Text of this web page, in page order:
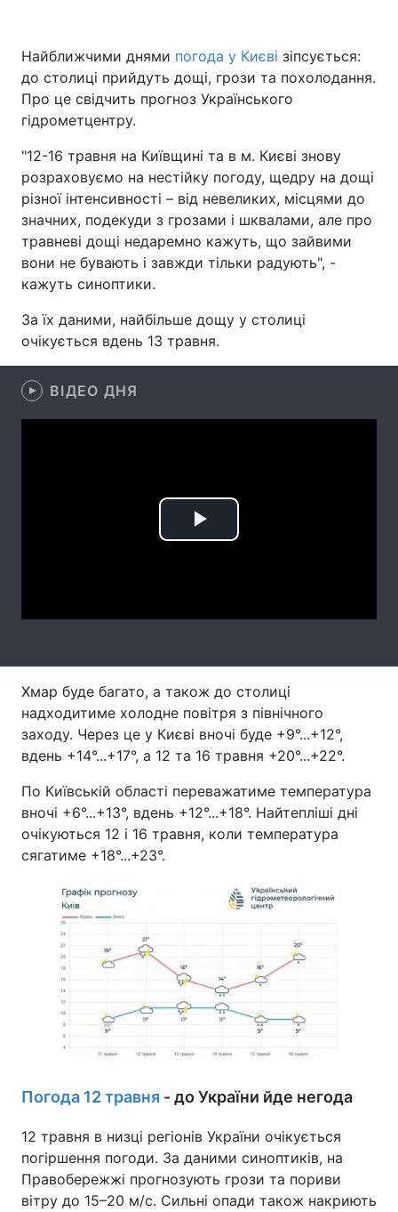
Головна Війна
Україна Політика
Економіка
Спорт Наука
Техно і зв'язок Лайт
Здоров'я Туризм
Цікавинки
Екологія Регіони
Тема оформлення
Найближчими днями погода у Києві зіпсується:
до столиці прийдуть дощі, грози та похолодання.
Про це свідчить прогноз Українського
гідрометцентру.
"12-16 травня на Київщині та в м. Києві знову
розраховуємо на нестійку погоду, щедру на дощі
різної інтенсивності – від невеликих, місцями до
значних, подекуди з грозами і шквалами, але про
травневі дощі недаремно кажуть, що зайвими
вони не бувають і завжди тільки радують", -
кажуть синоптики.
За їх даними, найбільше дощу у столиці
очікується вдень 13 травня.
ВІДЕО ДНЯ
Play
Хмар буде багато, а також до столиці
надходитиме холодне повітря з північного
заходу. Через це у Києві вночі буде +9°...+12°,
вдень +14°...+17°, а 12 та 16 травня +20°...+22°.
По Київській області переважатиме температура
вночі +6°...+13°, вдень +12°...+18°. Найтепліші дні
очікуються 12 і 16 травня, коли температура
сягатиме +18°...+23°.
Погода 12 травня - до України йде негода
12 травня в низці регіонів України очікується
погіршення погоди. За даними синоптиків, на
Правобережжі прогнозують грози та пориви
вітру до 15–20 м/с. Сильні опади також накриють